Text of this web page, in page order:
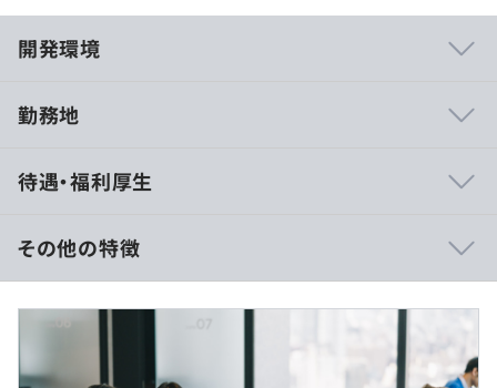
開発環境
な組織」への進化を続けています。
■2023年：新基幹システムローンチ
オンプレミスからAWSを軸としたパブリッククラウドへ
の移行、アプリケーションをレガシー環境からモダナイズ
へ。
■2024年：製品開発をプロダクトドリブンでおこなえる
勤務地
待遇・福利厚生
年俸制
※経験、スキル、業績、貢献度に応じ当社規定により決定
その他の特徴